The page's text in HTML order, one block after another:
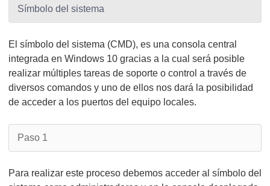
Símbolo del sistema
El símbolo del sistema (CMD), es una consola central
integrada en Windows 10 gracias a la cual será posible
realizar múltiples tareas de soporte o control a través de
diversos comandos y uno de ellos nos dará la posibilidad
de acceder a los puertos del equipo locales.
Paso 1
Para realizar este proceso debemos acceder al símbolo del